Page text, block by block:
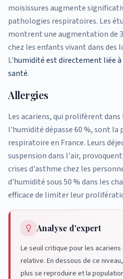
moisissures augmente
pathologies respiratoires. Les
montrent une augmentation de
chez les enfants vivant dans des
L'humidité est directement liée
santé.
Allergies
Les acariens, qui prolifèrent
l'humidité dépasse 60 %, sont la
respiratoire en France. Leurs
suspension dans l'air,
crises d'asthme chez les
d'humidité sous 50 % dans les
efficace de limiter leur
Analyse d'expert
Le seuil critique pour les
relative. En dessous de ce
plus se reproduire et la